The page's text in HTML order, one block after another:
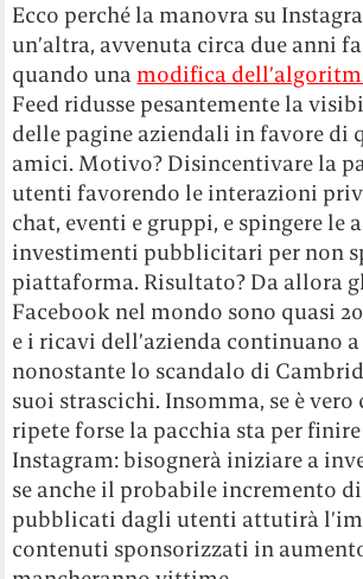
Ecco perché la manovra su
un’altra, avvenuta circa due anni
quando una modifica
Feed ridusse pesantemente la
delle pagine aziendali in favore di
amici. Motivo? Disincentivare la
utenti favorendo le interazioni
chat, eventi e gruppi, e spingere le
investimenti pubblicitari per non
piattaforma. Risultato? Da allora
Facebook nel mondo sono quasi
e i ricavi dell’azienda continuano a
nonostante lo scandalo di
suoi strascichi. Insomma, se è vero
ripete forse la pacchia sta per finire
Instagram: bisognerà iniziare a
se anche il probabile incremento
pubblicati dagli utenti attutirà
contenuti sponsorizzati in